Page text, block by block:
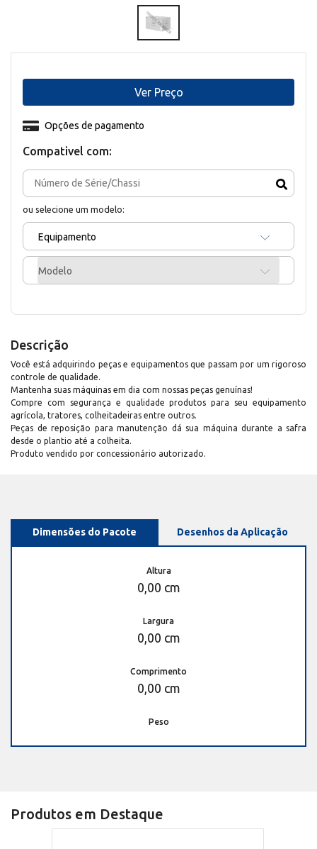
Compativel com:
ou selecione um modelo:
Equipamento
Modelo
Opções de pagamento
Ver Preço
Descrição
Você está adquirindo peças e equipamentos que passam por um rigoroso
controle de qualidade.
Mantenha suas máquinas em dia com nossas peças genuínas!
Compre com segurança e qualidade produtos para seu equipamento
agrícola, tratores, colheitadeiras entre outros.
Peças de reposição para manutenção dá sua máquina durante a safra
desde o plantio até a colheita.
Produto vendido por concessionário autorizado.
Dimensões do Pacote Desenhos da Aplicação
Altura
0,00 cm
Largura
0,00 cm
Comprimento
0,00 cm
Peso
Produtos em Destaque